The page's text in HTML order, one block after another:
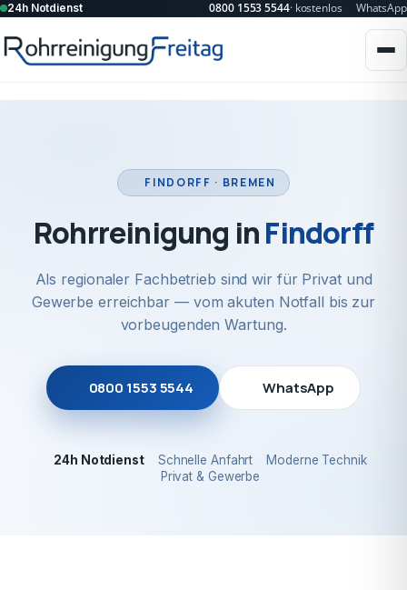
24h Notdienst 0800 1553 5544· kostenlos WhatsApp
FINDORFF · BREMEN
Rohrreinigung inFindorff
Als regionaler Fachbetrieb sind wir für Privat und
Gewerbe erreichbar — vom akuten Notfall bis zur
vorbeugenden Wartung.
0800 1553 5544 WhatsApp
24h Notdienst Schnelle Anfahrt
Moderne Technik
Privat & Gewerbe